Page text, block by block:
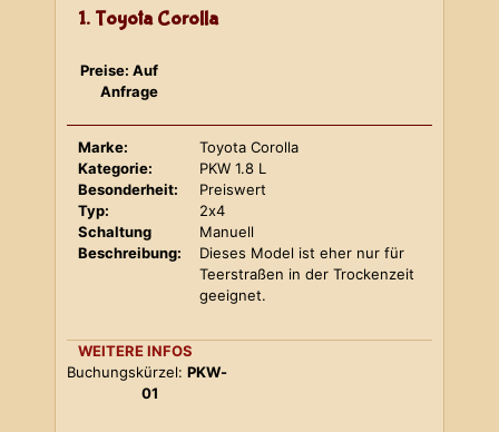
1. Toyota Corolla
Preise: Auf
Anfrage
Marke:
Toyota Corolla
Kategorie:
PKW 1.8 L
Besonderheit:
Preiswert
Typ:
2x4
Schaltung
Manuell
Beschreibung:
Dieses Model ist eher nur für
Teerstraßen in der Trockenzeit
geeignet.
WEITERE INFOS
Buchungskürzel: PKW-
01